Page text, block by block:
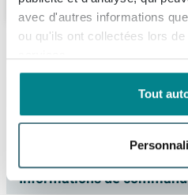
avec d'autres informations
ou qu'ils ont collectées lors
Tout
Description
Hotbath Mate Flexible
Avec ce flexible de douche
salle de bains une mise à
apprécierez au quotidien. La
Numéro de fournisseur
À propos de Hotbath
Informations de